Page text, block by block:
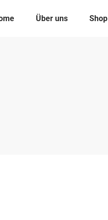
Über uns Shop